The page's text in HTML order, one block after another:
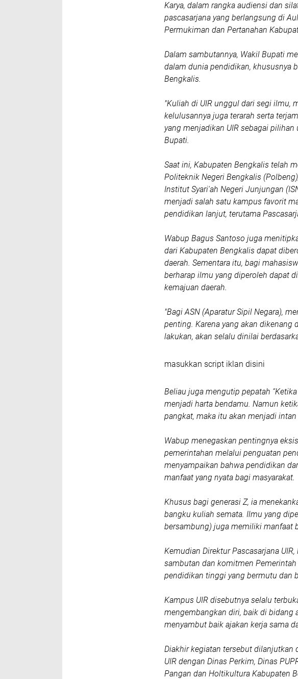
Karya, dalam rangka audiensi dan
pascasarjana yang berlangsung di
Permukiman dan Pertanahan
Dalam sambutannya, Wakil Bupati
dalam dunia pendidikan, khususnya
Bengkalis.
"Kuliah di UIR unggul dari segi ilmu,
kelulusannya juga terarah serta
yang menjadikan UIR sebagai
Bupati.
Saat ini, Kabupaten Bengkalis telah
Politeknik Negeri Bengkalis
Institut Syari'ah Negeri Junjungan
menjadi salah satu kampus favorit
pendidikan lanjut, terutama
Wabup Bagus Santoso juga
dari Kabupaten Bengkalis dapat
daerah. Sementara itu, bagi
berharap ilmu yang diperoleh dapat
kemajuan daerah.
"Bagi ASN (Aparatur Sipil Negara),
penting. Karena yang akan
lakukan, akan selalu dinilai
masukkan script iklan disini
Beliau juga mengutip pepatah
menjadi harta bendamu. Namun
pangkat, maka itu akan menjadi intan
Wabup menegaskan pentingnya
pemerintahan melalui penguatan
menyampaikan bahwa pendidikan
manfaat yang nyata bagi masyarakat.
Khusus bagi generasi Z, ia
bangku kuliah semata. Ilmu yang
bersambung) juga memiliki manfaat
Kemudian Direktur Pascasarjana
sambutan dan komitmen
pendidikan tinggi yang bermutu dan
Kampus UIR disebutnya selalu
mengembangkan diri, baik di bidang
menyambut baik ajakan kerja sama
Diakhir kegiatan tersebut dilanjutkan
UIR dengan Dinas Perkim, Dinas
Pangan dan Holtikultura Kabupaten